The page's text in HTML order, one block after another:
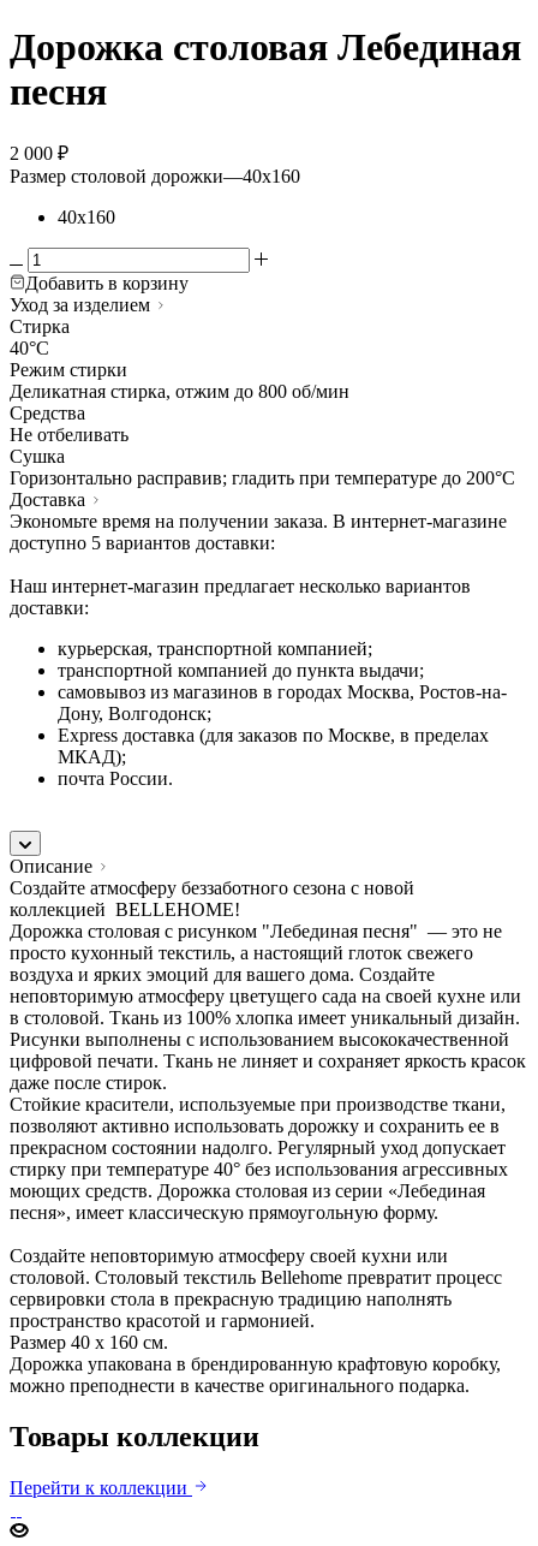
Дорожка столовая Лебединая
песня
2 000 ₽
Размер столовой дорожки—40х160
40х160
Добавить в корзину
Уход за изделием
Стирка
40°C
Режим стирки
Деликатная стирка, отжим до 800 об/мин
Средства
Не отбеливать
Сушка
Горизонтально расправив; гладить при температуре до 200°C
Доставка
Экономьте время на получении заказа. В интернет-магазине
доступно 5 вариантов доставки:
Наш интернет-магазин предлагает несколько вариантов
доставки:
курьерская, транспортной компанией;
транспортной компанией до пункта выдачи;
самовывоз из магазинов в городах Москва, Ростов-на-
Дону, Волгодонск;
Express доставка (для заказов по Москве, в пределах
МКАД);
почта России.
Описание
Создайте атмосферу беззаботного сезона с новой
коллекцией BELLEHOME!
Дорожка столовая с рисунком "Лебединая песня" — это не
просто кухонный текстиль, а настоящий глоток свежего
воздуха и ярких эмоций для вашего дома. Создайте
неповторимую атмосферу цветущего сада на своей кухне или
в столовой. Ткань из 100% хлопка имеет уникальный дизайн.
Рисунки выполнены с использованием высококачественной
цифровой печати. Ткань не линяет и сохраняет яркость красок
даже после стирок.
Стойкие красители, используемые при производстве ткани,
позволяют активно использовать дорожку и сохранить ее в
прекрасном состоянии надолго. Регулярный уход допускает
стирку при температуре 40° без использования агрессивных
моющих средств. Дорожка столовая из серии «Лебединая
песня», имеет классическую прямоугольную форму.
Создайте неповторимую атмосферу своей кухни или
столовой. Столовый текстиль Bellehome превратит процесс
сервировки стола в прекрасную традицию наполнять
пространство красотой и гармонией.
Размер 40 х 160 см.
Дорожка упакована в брендированную крафтовую коробку,
можно преподнести в качестве оригинального подарка.
Товары коллекции
Перейти к коллекции